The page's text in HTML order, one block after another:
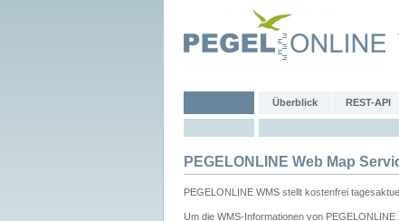
Überblick REST-API
PEGELONLINE Web Map
PEGELONLINE WMS stellt kostenfrei
Um die WMS-Informationen von